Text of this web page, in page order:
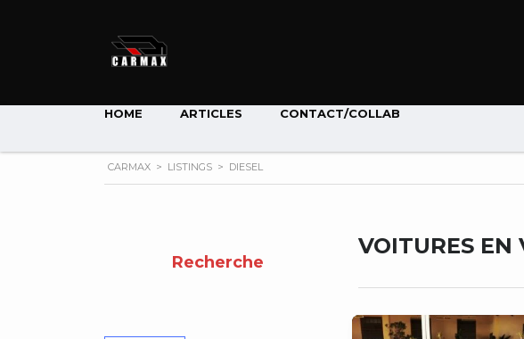
HOME ARTICLES CONTACT/COLLAB
CARMAX > LISTINGS > DIESEL
Recherche
VOITURES EN